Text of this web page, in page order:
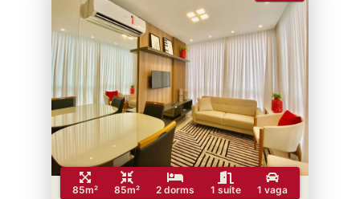
85m² 85m² 2 dorms 1 suíte
1 vaga